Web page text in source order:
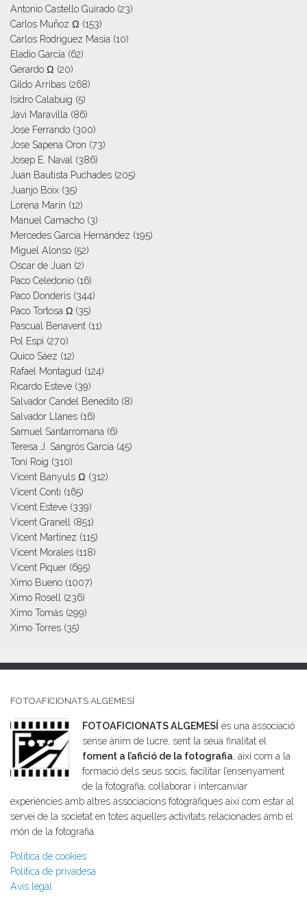
Antonio Castello Guirado (23)
Carlos Muñoz Ω (153)
Carlos Rodriguez Masia (10)
Eladio García (62)
Gerardo Ω (20)
Gildo Arribas (268)
Isidro Calabuig (5)
Javi Maravilla (86)
Jose Ferrando (300)
Jose Sapena Oron (73)
Josep E. Naval
(386)
Juan Bautista Puchades (205)
Juanjo Boix (35)
Lorena Marín (12)
Manuel Camacho (3)
Mercedes García Hernández (195)
Miguel Alonso (52)
Oscar de Juan (2)
Paco Celedonio (16)
Paco Donderis (344)
Paco Tortosa Ω (35)
Pascual Benavent (11)
Pol Espi (270)
Quico Sáez (12)
Rafael Montagud (124)
Ricardo Esteve (39)
Salvador Candel Benedito (8)
Salvador Llanes (16)
Samuel Santarromana (6)
Teresa J. Sangrós García (45)
Toni Roig (310)
Vicent Banyuls Ω (312)
Vicent Conti (165)
Vicent Esteve (339)
Vicent Granell
(851)
Vicent Martinez (115)
Vicent Morales (118)
Vicent Piquer (695)
Ximo Bueno (1007)
Ximo Rosell
(236)
Ximo Tomás (299)
Ximo Torres (35)
FOTOAFICIONATS ALGEMESÍ
FOTOAFICIONATS ALGEMESÍ és una associació
sense ànim de lucre, sent la seua finalitat el
foment a l’afició de la fotografia, així com a la
formació dels seus socis, facilitar l’ensenyament
de la fotografia, col·laborar i intercanviar
experiències amb altres associacions fotogràfiques així com estar al
servei de la societat en totes aquelles activitats relacionades amb el
món de la fotografia.
Política de cookies
Política de privadesa
Avís legal